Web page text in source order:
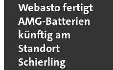
Webasto fertigt
AMG-Batterien
künftig am
Standort
Schierling